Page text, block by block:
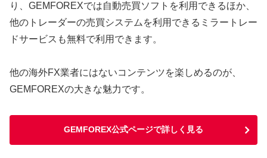
り、GEMFOREXでは自動売買ソフトを利用できるほか、
他のトレーダーの売買システムを利用できるミラートレー
ドサービスも無料で利用できます。
他の海外FX業者にはないコンテンツを楽しめるのが、
GEMFOREXの大きな魅力です。
GEMFOREX公式ページで詳しく見る